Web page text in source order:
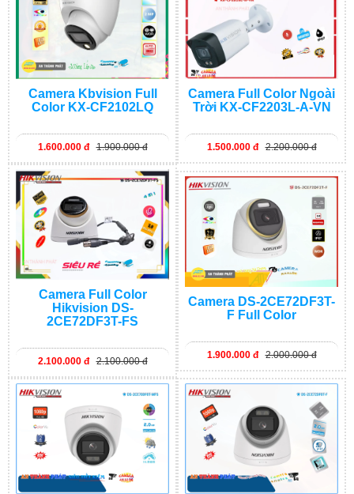
Camera Kbvision Full
Color KX-CF2102LQ
1.600.000 đ 1.900.000 đ
Camera Full Color Ngoài
Trời KX-CF2203L-A-VN
1.500.000 đ 2.200.000 đ
Camera Full Color
Hikvision DS-
2CE72DF3T-FS
2.100.000 đ 2.100.000 đ
Camera DS-2CE72DF3T-
F Full Color
1.900.000 đ 2.000.000 đ